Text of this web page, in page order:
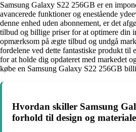
Samsung Galaxy S22 256GB er en
avancerede funktioner og enestående
denne enhed uden abonnement, er det
tilbud og billige priser for at optimere din
opmærksom på ægte tilbud og undgå
fordelene ved dette fantastiske produkt til
for at holde dig opdateret med markedet
købe en Samsung Galaxy S22 256GB
Hvordan skiller Samsung
forhold til design og